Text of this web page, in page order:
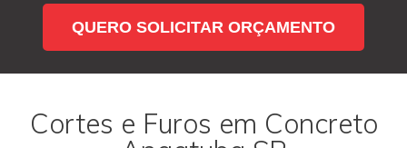
QUERO SOLICITAR ORÇAMENTO
Cortes e Furos em Concreto